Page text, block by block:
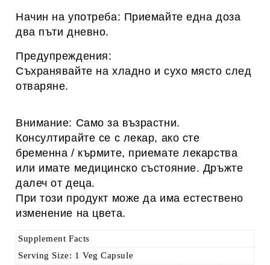
Начин на употреба: Приемайте една доза
два пъти дневно.
Предупреждения:
Съхранявайте на хладно и сухо място след
отваряне.
Внимание: Само за възрастни.
Консултирайте се с лекар, ако сте
бременна / кърмите, приемате лекарства
или имате медицинско състояние. Дръжте
далеч от деца.
При този продукт може да има естествено
изменение на цвета.
Supplement Facts
Serving Size: 1 Veg Capsule